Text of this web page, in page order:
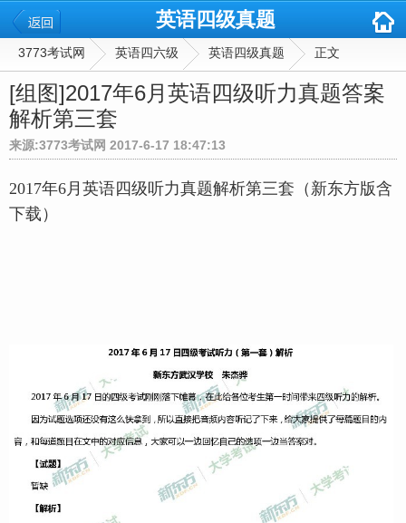
英语四级真题
3773考试网 英语四六级 英语四级真题 正文
[组图]2017年6月英语四级听力真题答案
解析第三套
来源:3773考试网 2017-6-17 18:47:13
2017年6月英语四级听力真题解析第三套（新东方版含
下载）